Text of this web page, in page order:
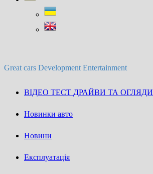
Great cars Development Entertainment
ВІДЕО ТЕСТ ДРАЙВИ ТА ОГЛЯДИ
Новинки авто
Новини
Експлуатація